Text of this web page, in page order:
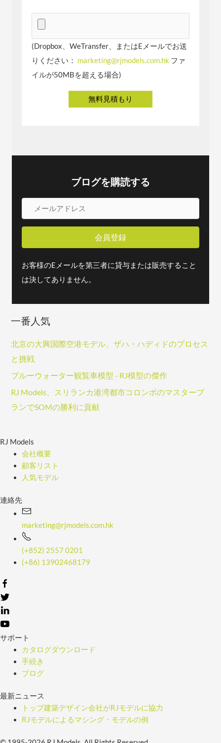
(Dropbox、WeTransfer、またはEメールでお送
りください： marketing@rjmodels.com.hk ファ
イルが50MBを超える場合)
ブログを購読する
ー
ア
ド
レ
会員登録
お客様のEメールを第三者に貸与または販売すること
は決してありません。
一番人気
北京の大興国際空港モデル、ザハ・ハディドのプロセス
と挑戦
ブルーウォーター観覧車模型 - RJ模型の傑作
RJ Models、スリランカ港湾都市コロンボのマスタープ
ランでSOMの勝利に貢献
RJ Models
会社概要
顧客リスト
人気モデル
連絡先
marketing@rjmodels.com.hk
(+852) 2557 0201
(+86) 13902468179
サポート
カタログダウンロード
手続き
ブログ
最新ニュース
トップ建築デザイン会社がRJモデルに協力
RJモデルによるマシング・モデルの例